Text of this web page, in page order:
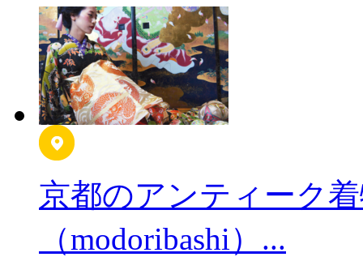
京都のアンティーク
（modoribashi）...